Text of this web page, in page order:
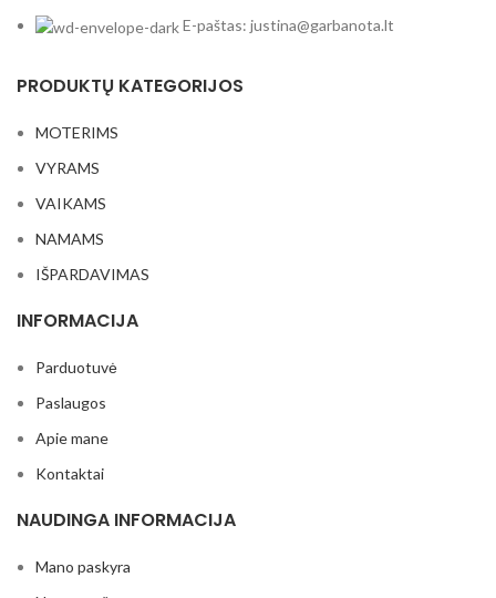
E-paštas: justina@garbanota.lt
PRODUKTŲ KATEGORIJOS
MOTERIMS
VYRAMS
VAIKAMS
NAMAMS
IŠPARDAVIMAS
INFORMACIJA
Parduotuvė
Paslaugos
Apie mane
Kontaktai
NAUDINGA INFORMACIJA
Mano paskyra